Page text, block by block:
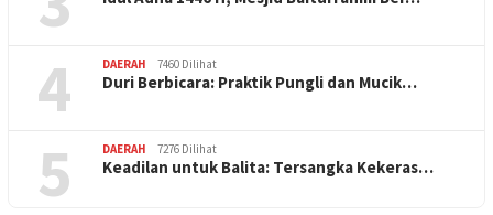
4 DAERAH 7460 Dilihat
Duri Berbicara: Praktik Pungli dan Mucik…
5 DAERAH 7276 Dilihat
Keadilan untuk Balita: Tersangka Kekeras…